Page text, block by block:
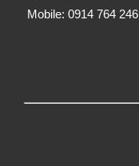
Mobile: 0914 764 246